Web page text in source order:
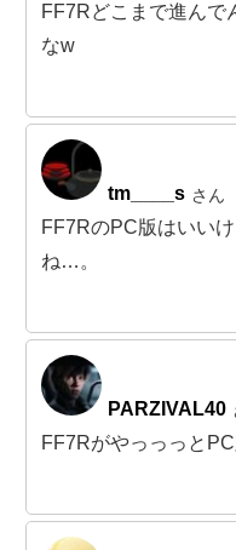
FF7Rどこまで進んで
なw
tm____s さん
FF7RのPC版はいい
ね…。
PARZIVAL40
FF7Rがやっっっと